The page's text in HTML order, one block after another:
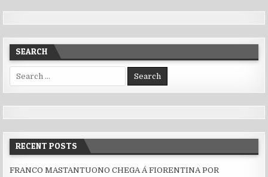
SEARCH
Search for:
RECENT POSTS
FRANCO MASTANTUONO CHEGA Á FIORENTINA POR